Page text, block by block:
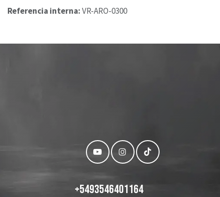
Referencia interna:VR-ARO-0300
+5493546401164